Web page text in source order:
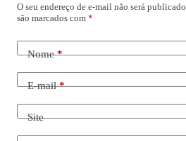
O seu endereço de e-mail não será publicado.
são marcados com *
Nome*
E-mail*
Site